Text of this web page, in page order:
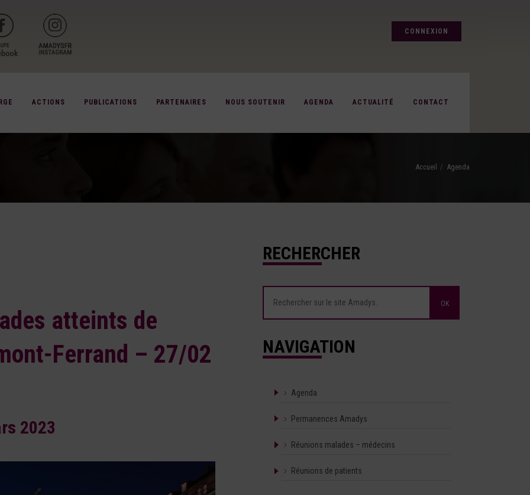
CONNEXION
ACTIONS PUBLICATIONS PARTENAIRES NOUS SOUTENIR AGENDA ACTUALITÉ CONTACT
Accueil Agenda
atteints de
Ferrand – 27/02
2023
RECHERCHER
NAVIGATION
Agenda
Permanences Amadys
Réunions malades – médecins
Réunions de patients